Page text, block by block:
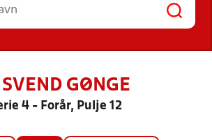
SVEND GØNGE
4 - Forår, Pulje 12